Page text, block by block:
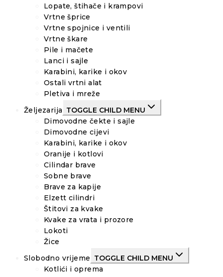
Lopate, štihače i krampovi
Vrtne šprice
Vrtne spojnice i ventili
Vrtne škare
Pile i mačete
Lanci i sajle
Karabini, karike i okov
Ostali vrtni alat
Pletiva i mreže
Željezarija TOGGLE CHILD MENU
Dimovodne čekte i sajle
Dimovodne cijevi
Karabini, karike i okov
Oranije i kotlovi
Cilindar brave
Sobne brave
Brave za kapije
Elzett cilindri
Štitovi za kvake
Kvake za vrata i prozore
Lokoti
Žice
Slobodno vrijeme TOGGLE CHILD MENU
Kotlići i oprema